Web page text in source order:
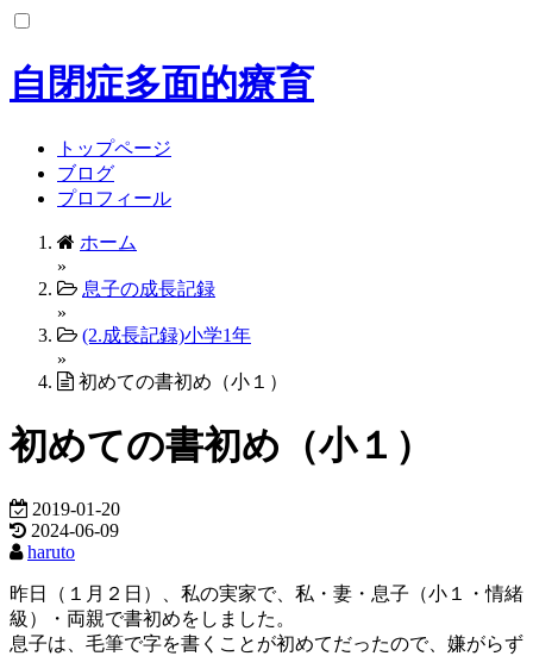
コ
テ
ン
自閉症多面的療育
トップページ
ブログ
プロフィール
ホーム
»
息子の成長記録
»
(2.成長記録)小学1年
»
初めての書初め（小１）
初めての書初め（小１）
2019-01-20
2024-06-09
haruto
昨日（１月２日）、私の実家で、私・妻・息子（小１・情緒
級）・両親で書初めをしました。
息子は、毛筆で字を書くことが初めてだったので、嫌がらず